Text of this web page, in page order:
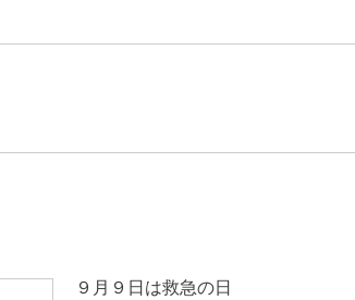
９月９日は救急の日